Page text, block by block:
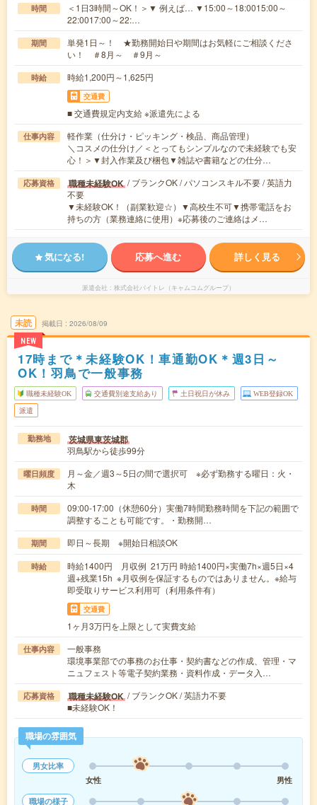
時間
＜1日3時間～OK！＞▼ 例えば… ▼15:00～18:0015:00～
22:0017:00～22:…
期間
単発1日～！ ★勤務開始日や期間はお気軽にご相談くださ
い！ ＃8月～ ＃9月～
時給 時給1,200円～1,625円
交通費
■ 交通費規定内支給 ※派遣先による
仕事内容
軽作業（仕分け・ピッキング・検品、商品管理）
＼コスメの仕分け／＜とってもシンプルなので未経験でも安
心！＞▼封入作業及び梱包▼雑誌や書籍などの仕分…
応募資格 職種未経験OK / ブランクOK / パソコンスキル不要 / 英語力
不要
▼未経験OK！（副業歓迎☆）▼高校生不可▼携帯電話をお
持ちの方（業務連絡に使用）※応募後のご連絡はメ…
気になる! 応募へ進む 詳しく見る
派遣会社 株式会社バイトレ（キャムコムグループ）
未読
NEW
掲載日 2026/08/09
17時まで＊未経験OK！車通勤OK＊週3日～
OK！羽鳥で一般事務
職種未経験OK 交通費別途支給あり 土日祝日が休み WEB登録OK
派遣
勤務地 茨城県東茨城郡
羽鳥駅から徒歩99分
曜日頻度
月～金／週3～5日の間で選択可 ※必ず勤務する曜日：火・
木
時間
09:00-17:00（休憩60分）実働7時間勤務時間を下記の範囲で
調整することも可能です。・勤務開…
期間 即日～長期 ※開始日相談OK
時給
時給1400円 月収例 21万円 時給1400円×実働7h×週5日×4
週+残業15h ※月収例を保証するものではありません。※給与
即受取りサービス利用可（利用条件有）
交通費
1ヶ月3万円を上限として実費支給
仕事内容
一般事務
環境事業部での事務のお仕事・契約書などの作成、管理・マ
ニュフェスト等電子契約業務・資料作成・データ入…
応募資格 職種未経験OK / ブランクOK / 英語力不要
■未経験OK！
職場の雰囲気
男女比率
女性
男性
職場の様子